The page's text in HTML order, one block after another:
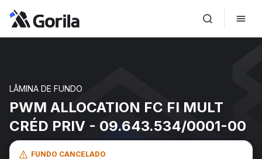
LÂMINA DE FUNDO
PWM ALLOCATION FC FI MULT
CRÉD PRIV - 09.643.534/0001-00
FUNDO CANCELADO